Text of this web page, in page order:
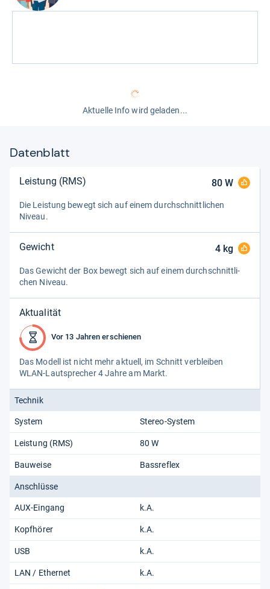
Aktuelle Info wird geladen...
Datenblatt
Leistung (RMS) 80W
Die Leis­tung bewegt sich auf einem durch­schnitt­li­chen
Niveau.
Gewicht 4kg
Das Gewicht der Box bewegt sich auf einem durch­schnitt­li­
chen Niveau.
Aktualität
Vor 13 Jahren erschienen
Das Modell ist nicht mehr aktu­ell, im Schnitt ver­blei­ben
WLAN-​Laut­spre­cher 4 Jahre am Markt.
Technik
System Stereo-System
Leistung (RMS) 80 W
Bauweise Bassreflex
Anschlüsse
AUX-Eingang k.A.
Kopfhörer k.A.
USB k.A.
LAN / Ethernet k.A.